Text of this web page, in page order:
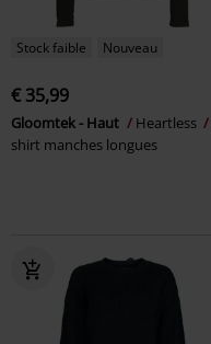
Stock faible Nouveau
€ 35,99
Gloomtek - Haut Heartless
shirt manches longues